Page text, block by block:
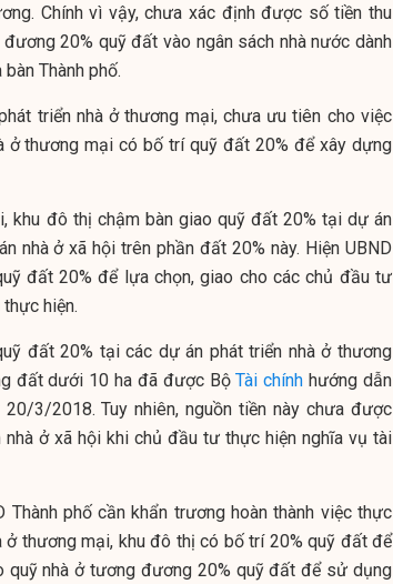
Chính vì vậy, chưa xác định được số tiền thu
20% quỹ đất vào ngân sách nhà nước dành
Thành phố.
triển nhà ở thương mại, chưa ưu tiên cho việc
ở thương mại có bố trí quỹ đất 20% để xây dựng
khu đô thị chậm bàn giao quỹ đất 20% tại dự án
nhà ở xã hội trên phần đất 20% này. Hiện UBND
đất 20% để lựa chọn, giao cho các chủ đầu tư
hiện.
đất 20% tại các dự án phát triển nhà ở thương
đất dưới 10 ha đã được BộTài chính hướng dẫn
3/2018. Tuy nhiên, nguồn tiền này chưa được
ở xã hội khi chủ đầu tư thực hiện nghĩa vụ tài
Thành phố cần khẩn trương hoàn thành việc thực
ở thương mại, khu đô thị có bố trí 20% quỹ đất để
quỹ nhà ở tương đương 20% quỹ đất để sử dụng